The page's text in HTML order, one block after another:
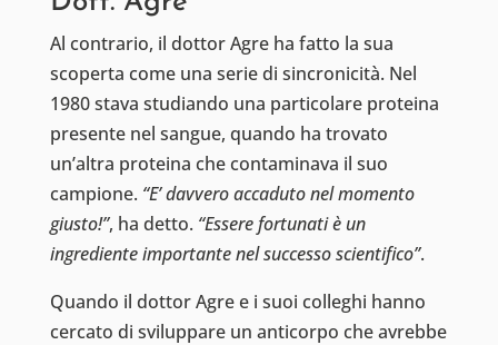
Al contrario, il dottor Agre ha fatto la sua
scoperta come una serie di sincronicità. Nel
1980 stava studiando una particolare proteina
presente nel sangue, quando ha trovato
un’altra proteina che contaminava il suo
campione. “E’ davvero accaduto nel momento
giusto!”, ha detto. “Essere fortunati è un
ingrediente importante nel successo scientifico”.
Quando il dottor Agre e i suoi colleghi hanno
cercato di sviluppare un anticorpo che avrebbe